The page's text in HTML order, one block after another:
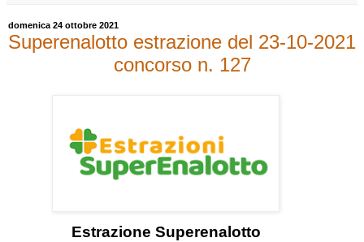
domenica 24 ottobre 2021
Superenalotto estrazione del 23-10-2021
concorso n. 127
Estrazione Superenalotto